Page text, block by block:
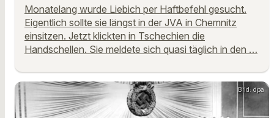
Monatelang wurde Liebich per Haftbefehl gesucht.
Eigentlich sollte sie längst in der JVA in Chemnitz
einsitzen. Jetzt klickten in Tschechien die
Handschellen. Sie meldete sich quasi täglich in den …
Bild: dpa